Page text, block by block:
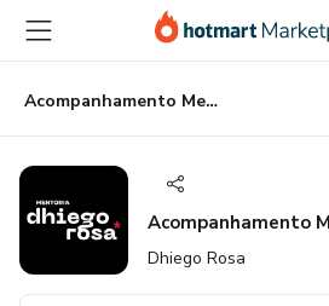
para
conteúdo
principal
para
pagamento
para
rodapé
Acompanhamento Mentoria
Acompanhamento
Dhiego Rosa